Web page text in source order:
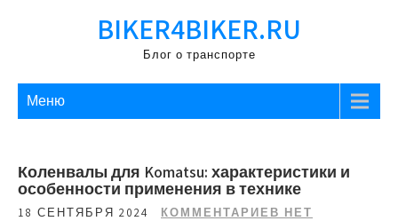
BIKER4BIKER.RU
Блог о транспорте
Меню
Коленвалы для Komatsu: характеристики и
особенности применения в технике
18 СЕНТЯБРЯ 2024 КОММЕНТАРИЕВ НЕТ